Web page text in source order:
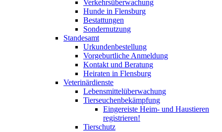
Verkehrsüberwachung
Hunde in Flensburg
Bestattungen
Sondernutzung
Standesamt
Urkundenbestellung
Vorgeburtliche Anmeldung
Kontakt und Beratung
Heiraten in Flensburg
Veterinärdienste
Lebensmittelüberwachung
Tierseuchenbekämpfung
Eingereiste Heim- und Haustieren
registrieren!
Tierschutz